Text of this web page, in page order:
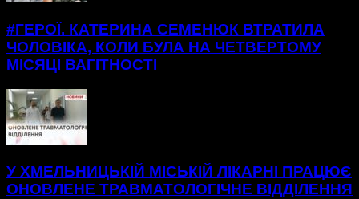
#ГЕРОЇ. КАТЕРИНА СЕМЕНЮК ВТРАТИЛА
ЧОЛОВІКА, КОЛИ БУЛА НА ЧЕТВЕРТОМУ
МІСЯЦІ ВАГІТНОСТІ
У ХМЕЛЬНИЦЬКІЙ МІСЬКІЙ ЛІКАРНІ ПРАЦЮЄ
ОНОВЛЕНЕ ТРАВМАТОЛОГІЧНЕ ВІДДІЛЕННЯ